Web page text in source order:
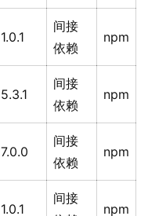
1.0.1
间接
依赖
npm
5.3.1
间接
依赖
npm
7.0.0
间接
依赖
npm
1.0.1
间接
npm